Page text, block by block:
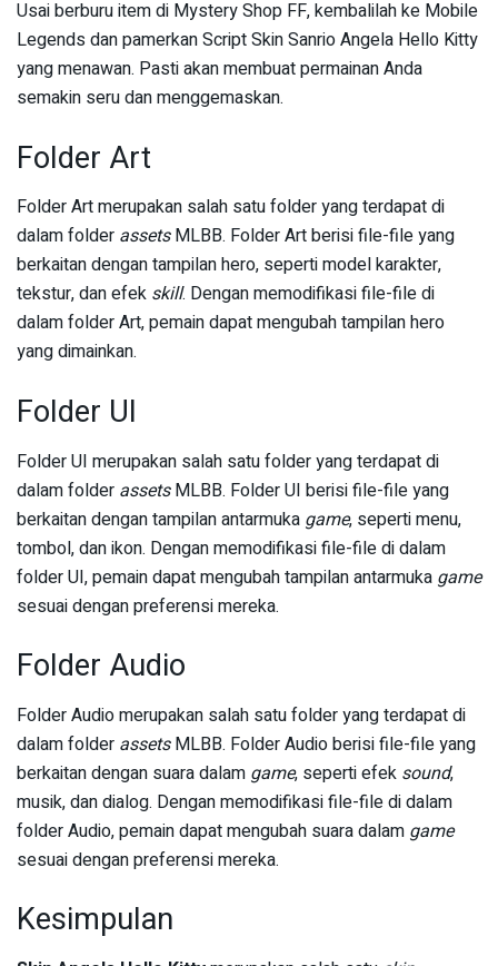
Usai berburu item di Mystery Shop FF, kembalilah ke Mobile
Legends dan pamerkan Script Skin Sanrio Angela Hello Kitty
yang menawan. Pasti akan membuat permainan Anda
semakin seru dan menggemaskan.
Folder Art
Folder Art merupakan salah satu folder yang terdapat di
dalam folder assetsMLBB. Folder Art berisi file-file yang
berkaitan dengan tampilan hero, seperti model karakter,
tekstur, dan efek skill. Dengan memodifikasi file-file di
dalam folder Art, pemain dapat mengubah tampilan hero
yang dimainkan.
Folder UI
Folder UI merupakan salah satu folder yang terdapat di
dalam folder assetsMLBB. Folder UI berisi file-file yang
berkaitan dengan tampilan antarmuka game, seperti menu,
tombol, dan ikon. Dengan memodifikasi file-file di dalam
folder UI, pemain dapat mengubah tampilan antarmuka game
sesuai dengan preferensi mereka.
Folder Audio
Folder Audio merupakan salah satu folder yang terdapat di
dalam folder assetsMLBB. Folder Audio berisi file-file yang
berkaitan dengan suara dalam game, seperti efek sound,
musik, dan dialog. Dengan memodifikasi file-file di dalam
folder Audio, pemain dapat mengubah suara dalam game
sesuai dengan preferensi mereka.
Kesimpulan